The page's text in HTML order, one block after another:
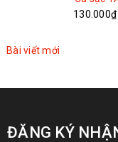
130.000₫
Bài viết mới
ĐĂNG KÝ